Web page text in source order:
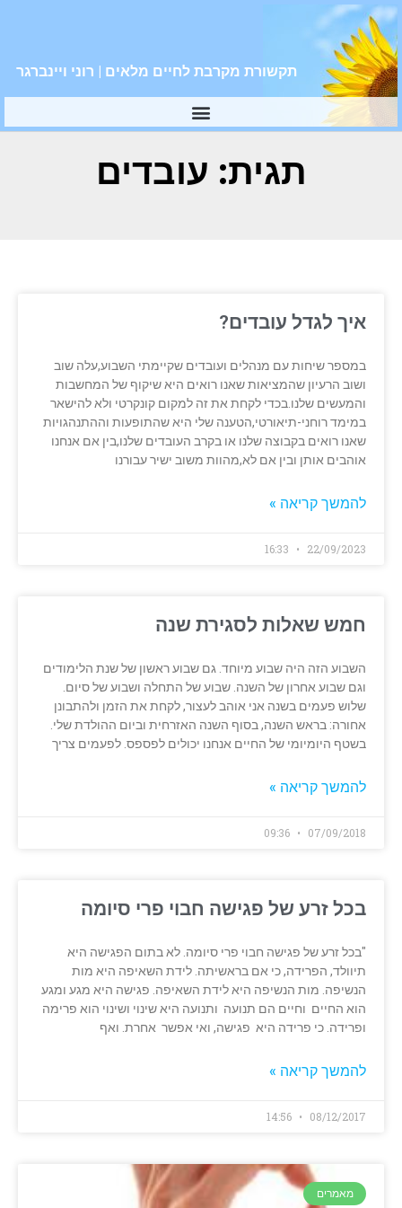
תקשורת מקרבת לחיים מלאים | רוני ויינברגר
תגית: עובדים
איך לגדל עובדים?
במספר שיחות עם מנהלים ועובדים שקיימתי השבוע,עלה שוב
ושוב הרעיון שהמציאות שאנו רואים היא שיקוף של המחשבות
והמעשים שלנו.בכדי לקחת את זה למקום קונקרטי ולא להישאר
במימד רוחני-תיאורטי,הטענה שלי היא שהתופעות וההתנהגויות
שאנו רואים בקבוצה שלנו או בקרב העובדים שלנו,בין אם אנחנו
אוהבים אותן ובין אם לא,מהוות משוב ישיר עבורנו
להמשך קריאה »
22/09/2023
חמש שאלות לסגירת שנה
השבוע הזה היה שבוע מיוחד. גם שבוע ראשון של שנת הלימודים
וגם שבוע אחרון של השנה. שבוע של התחלה ושבוע של סיום.
שלוש פעמים בשנה אני אוהב לעצור, לקחת את הזמן ולהתבונן
אחורה: בראש השנה, בסוף השנה האזרחית וביום ההולדת שלי.
בשטף היומיומי של החיים אנחנו יכולים לפספס. לפעמים צריך
להמשך קריאה »
07/09/2018
בכל זרע של פגישה חבוי פרי סיומה
"בכל זרע של פגישה חבוי פרי סיומה. לא בתום הפגישה היא
תיוולד, הפרידה, כי אם בראשיתה. לידת השאיפה היא מות
הנשיפה. מות הנשיפה היא לידת השאיפה. פגישה היא מגע ומגע
הוא החיים וחיים הם תנועה ותנועה היא שינוי ושינוי הוא פרימה
ופרידה. כי פרידה היא פגישה, ואי אפשר אחרת. ואף
להמשך קריאה »
08/12/2017
מאמרים